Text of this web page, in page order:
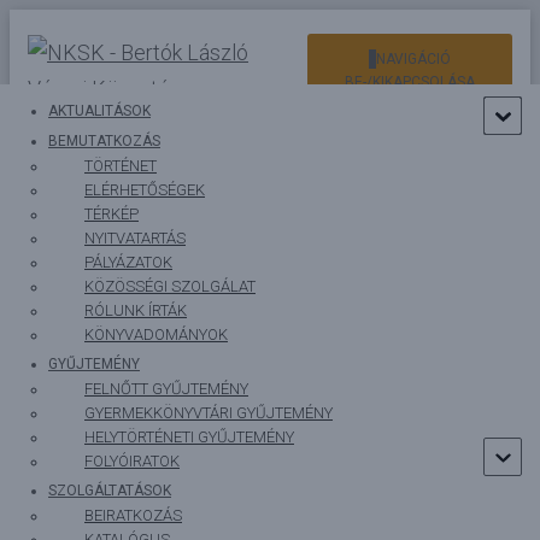
NAVIGÁCIÓ
BE-/KIKAPCSOLÁSA
AKTUALITÁSOK
BEMUTATKOZÁS
TÖRTÉNET
ELÉRHETŐSÉGEK
TÉRKÉP
NYITVATARTÁS
PÁLYÁZATOK
KÖZÖSSÉGI SZOLGÁLAT
RÓLUNK ÍRTÁK
KÖNYVADOMÁNYOK
GYŰJTEMÉNY
FELNŐTT GYŰJTEMÉNY
GYERMEKKÖNYVTÁRI GYŰJTEMÉNY
HELYTÖRTÉNETI GYŰJTEMÉNY
FOLYÓIRATOK
SZOLGÁLTATÁSOK
BEIRATKOZÁS
cement
TRATTNER MÁTYÁS
Trattner Mátyás (1870-1920) építész, Burgenlandból származott.